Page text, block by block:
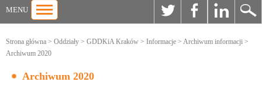
MENU
Strona główna > Oddziały > GDDKiA Kraków > Informacje > Archiwum informacji >
Archiwum 2020
Archiwum 2020